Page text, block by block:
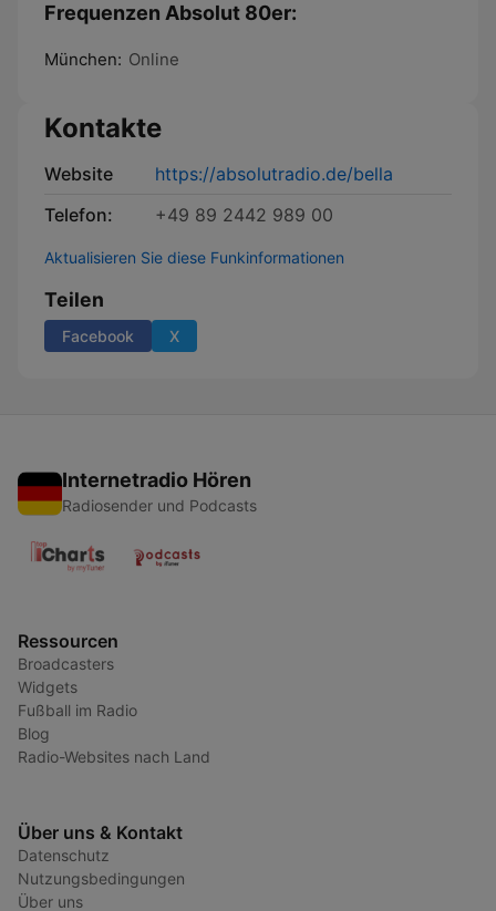
Frequenzen Absolut 80er:
München: Online
Kontakte
Website
https://absolutradio.de/bella
Telefon:
+49 89 2442 989 00
Aktualisieren Sie diese Funkinformationen
Teilen
Facebook X
Internetradio Hören
Radiosender und Podcasts
Ressourcen
Broadcasters
Widgets
Fußball im Radio
Blog
Radio-Websites nach Land
Über uns & Kontakt
Datenschutz
Nutzungsbedingungen
Über uns